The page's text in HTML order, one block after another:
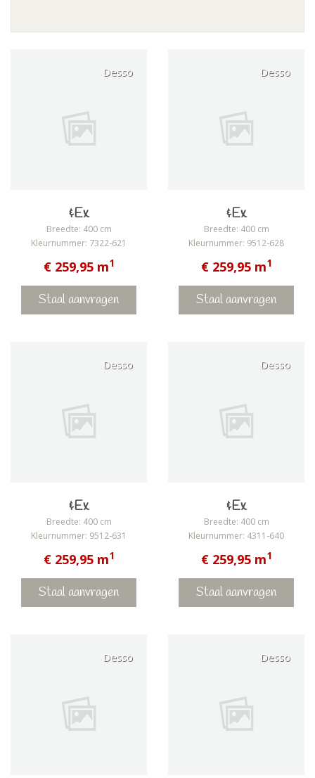
Desso
&Ex
Breedte: 400 cm
Kleurnummer: 7322-621
€ 259,95 m1
Staal aanvragen
Desso
&Ex
Breedte: 400 cm
Kleurnummer: 9512-628
€ 259,95 m1
Staal aanvragen
Desso
&Ex
Breedte: 400 cm
Kleurnummer: 9512-631
€ 259,95 m1
Staal aanvragen
Desso
&Ex
Breedte: 400 cm
Kleurnummer: 4311-640
€ 259,95 m1
Staal aanvragen
Desso Desso